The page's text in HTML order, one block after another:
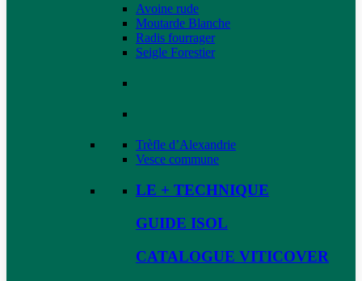
Avoine rude
Moutarde Blanche
Radis fourrager
Seigle Forestier
Trèfle d’Alexandrie
Vesce commune
LE + TECHNIQUE
GUIDE ISOL
CATALOGUE VITICOVER